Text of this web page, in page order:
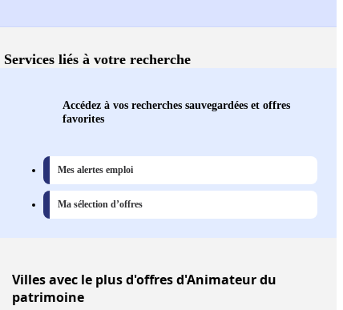
Services liés à votre recherche
Accédez à vos recherches sauvegardées et offres
favorites
Mes alertes emploi
Ma sélection d’offres
Villesavec le plus d'offres d'Animateur du
patrimoine